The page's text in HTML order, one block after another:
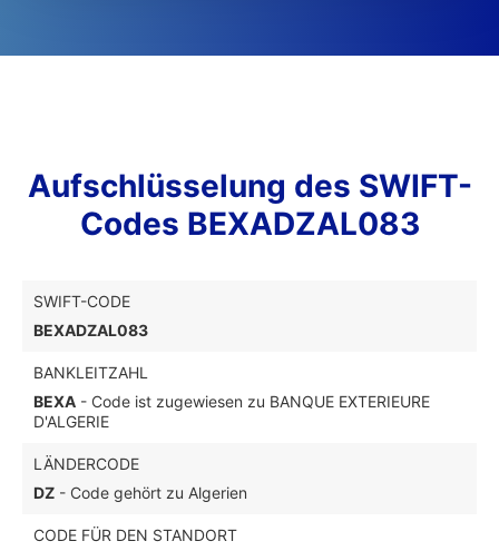
Aufschlüsselung des SWIFT-
Codes BEXADZAL083
SWIFT-CODE
BEXADZAL083
BANKLEITZAHL
BEXA - Code ist zugewiesen zu BANQUE EXTERIEURE
D'ALGERIE
LÄNDERCODE
DZ - Code gehört zu Algerien
CODE FÜR DEN STANDORT